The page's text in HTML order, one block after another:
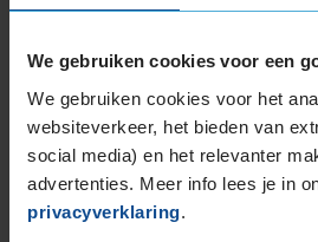
We gebruiken cookies voor een
We gebruiken cookies voor het
websiteverkeer, het bieden van
social media) en het relevanter
advertenties. Meer info lees je in
privacyverklaring.
Auto SEAT Arona 1.5
Alleen bij het optrekken op
willen ze weleens een beetje